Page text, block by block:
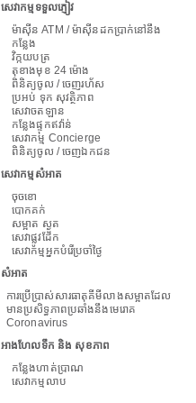
សេវាកម្មទទួលភ្ញៀវ
ម៉ាស៊ីន ATM / ម៉ាស៊ីនដកប្រាក់នៅនឹង
កន្លែង
វិក្កយបត្រ
តុខាងមុខ 24 ម៉ោង
ពិនិត្យចូល / ចេញរហ័ស
ប្រអប់ ទុក សុវត្ថិភាព
សេវាចតឡាន
កន្លែងផ្ទុកឥវ៉ាន់
សេវាកម្ម Concierge
ពិនិត្យចូល / ចេញឯកជន
សេវាកម្មសំអាត
ចុចខោ
បោកគក់
សម្អាត ស្ងួត
សេវាផ្លូវដែក
សេវាកម្មអ្នកបំរើប្រចាំថ្ងៃ
សំអាត
ការប្រើប្រាស់សារធាតុគីមីលាងសម្អាតដែល
មានប្រសិទ្ធភាពប្រឆាំងនឹងមេរោគ
Coronavirus
អាងហែលទឹក និង សុខភាព
កន្លែងហាត់ប្រាណ
សេវាកម្មលាប